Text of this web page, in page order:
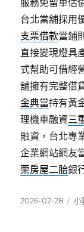
服務免留車估
台北當舖採用
支票借款當鋪
直接變現燈具
式幫助可借經
舖擁有完整借
金典當持有黃
理機車融資三
融資，台北專
企業網站網友
栗房屋二胎銀
發
2026-02-28
分
小